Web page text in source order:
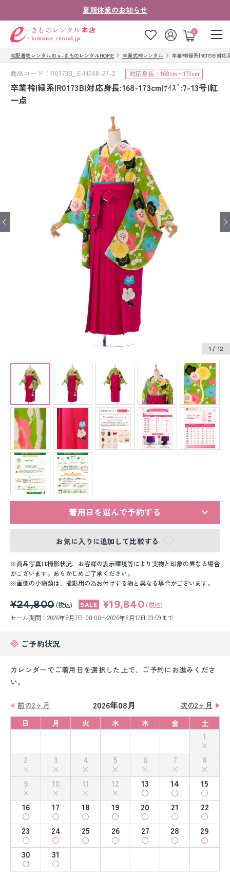
夏期休業のお知らせ
0
ゲスト
お気に入り ログイン カート
ご注文の流れ
会社案内
法人・グループの
お客様はこちら
着物の種類から探す
振袖レンタル
訪問着・付下げレンタル
ジュニア着物レンタル
ジュニア洋装レンタル
ベビー洋装レンタル
紋付袴レンタル
留袖レンタル
男性礼装レンタル
白無垢&紋付袴レンタル
引き振袖レンタル
小物販売品
宅配着物レンタルのｅ-きものレンタルHOME 卒業式袴レンタル 卒業袴|緑系|R0173B|対応
商品コード：R0173B_E-H248-27-2 対応身長：168cm〜173cm
卒業袴|緑系|R0173B|対応身長:168-173cm|ｻｲｽﾞ:7-13号|紅
一点
1 / 12
着用日を選んで予約する
お気に入りに追加して比較する
商品写真は撮影状況、お客様の表示環境等により実物と印象の異なる場合
がございます。あらかじめご了承ください。
画像の小物類は、撮影用の為お付けする物と異なる場合がございます。
¥24,800 (税込) ¥19,840 (税込)
セール期間：2026年8月7日 00:00〜2026年8月12日 23:59まで
ご予約状況
カレンダーでご着用日を選択した上で、ご予約にお進みくださ
い。
前の2ヶ月 2026年08月
次の2ヶ月
日
月 火 水 木 金 土
1
2
3 4 5 6 7
8
9
10 11 12 13 14
15
16
17 18 19 20 21
22
23
24 25 26 27 28
29
30
31